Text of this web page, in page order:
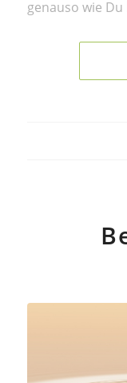
genauso wie Du